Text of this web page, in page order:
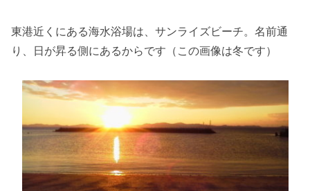
東港近くにある海水浴場は、サンライズビーチ。名前通
り、日が昇る側にあるからです（この画像は冬です）